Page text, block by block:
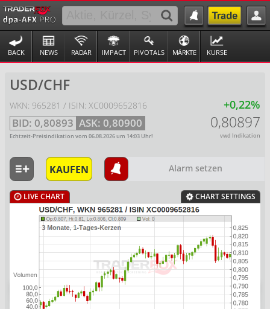
BACK NEWS RADAR IMPACT PIVOTALS MÄRKTE KURSE
USD/CHF
WKN: 965281 / ISIN: XC0009652816
BID: 0,80893 ASK: 0,80900
Echtzeit-Preisindikation vom 06.08.2026um 14:03 Uhr!
+0,22%
0,80897
vwd Indikation
KAUFEN Alarm setzen
LIVE CHART CHART SETTINGS